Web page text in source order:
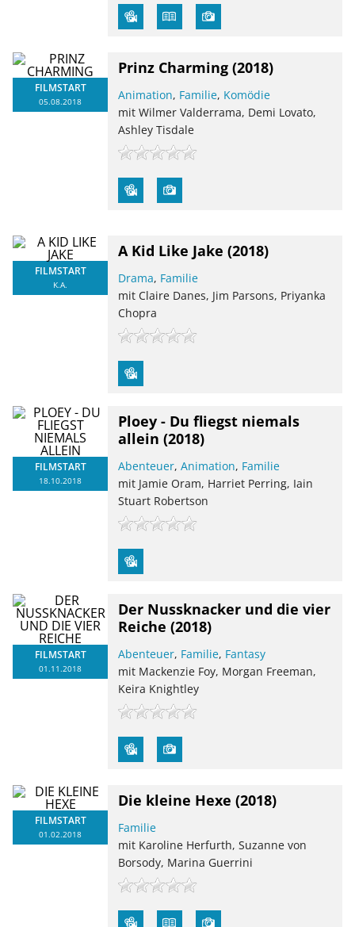
FILMSTART
05.08.2018
Prinz Charming (2018)
Animation, Familie, Komödie
mit Wilmer Valderrama, Demi Lovato,
Ashley Tisdale
FILMSTART
K.A.
A Kid Like Jake (2018)
Drama, Familie
mit Claire Danes, Jim Parsons, Priyanka
Chopra
FILMSTART
18.10.2018
Ploey - Du fliegst niemals
allein (2018)
Abenteuer,Animation, Familie
mit Jamie Oram, Harriet Perring, Iain
Stuart Robertson
FILMSTART
01.11.2018
Der Nussknacker und die vier
Reiche (2018)
Abenteuer, Familie, Fantasy
mit Mackenzie Foy, Morgan Freeman,
Keira Knightley
FILMSTART
01.02.2018
Die kleine Hexe (2018)
Familie
mit Karoline Herfurth, Suzanne von
Borsody, Marina Guerrini